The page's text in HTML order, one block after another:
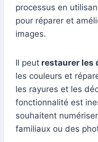
processus en
pour réparer et
images.
Il peut restaurer les
les couleurs et
les rayures et les
fonctionnalité est
souhaitent
familiaux ou des